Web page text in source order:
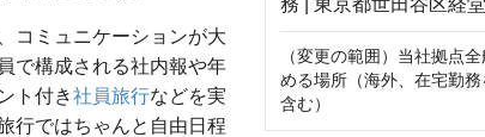
コミュニケーションが大
で構成される社内報や年
ト付き社員旅行などを実
行ではちゃんと自由日程
（変更の範囲）当社拠点
める場所（海外、在宅勤
含む）